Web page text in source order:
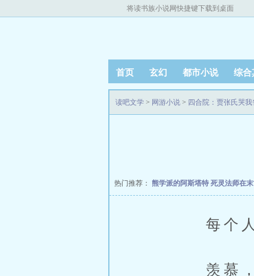
将读书族小说网快捷键下载到桌面
首页 玄幻 都市小说 综合
读吧文学 > 网游小说 > 四合院：贾张氏哭
热门推荐： 熊学派的阿斯塔特 死灵法师在
每个人的
羡慕，嫉